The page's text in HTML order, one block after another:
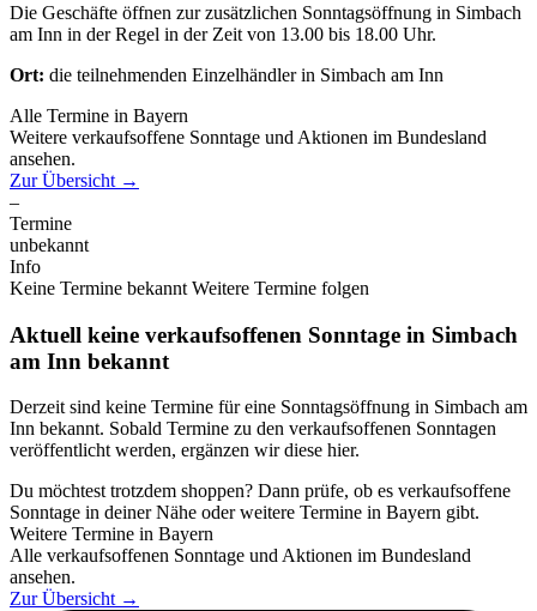
Die Geschäfte öffnen zur zusätzlichen Sonntagsöffnung in Simbach
am Inn in der Regel in der Zeit von 13.00 bis 18.00 Uhr.
Ort: die teilnehmenden Einzelhändler in Simbach am Inn
Alle Termine in Bayern
Weitere verkaufsoffene Sonntage und Aktionen im Bundesland
ansehen.
Zur Übersicht →
–
Termine
unbekannt
Info
Keine Termine bekannt Weitere Termine folgen
Aktuell keine verkaufsoffenen Sonntage in Simbach
am Inn bekannt
Derzeit sind keine Termine für eine Sonntagsöffnung in Simbach am
Inn bekannt. Sobald Termine zu den verkaufsoffenen Sonntagen
veröffentlicht werden, ergänzen wir diese hier.
Du möchtest trotzdem shoppen? Dann prüfe, ob es verkaufsoffene
Sonntage in deiner Nähe oder weitere Termine in Bayern gibt.
Weitere Termine in Bayern
Alle verkaufsoffenen Sonntage und Aktionen im Bundesland
ansehen.
Zur Übersicht →